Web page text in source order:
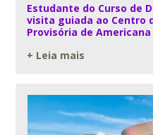
Estudante do Curso de
visita guiada ao Centro
Provisória de Americana
+ Leia mais